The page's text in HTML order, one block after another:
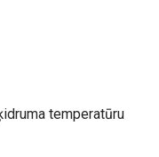
temperatūru